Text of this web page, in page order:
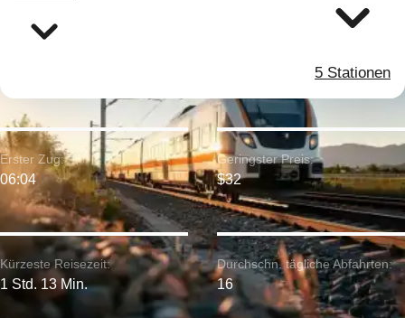
5 Stationen
Kürzeste Reisezeit:
1 Std. 13 Min.
Erster Zug:
06:04
Geringster Preis:
$32
Durchschn. tägliche Abfahrten:
16